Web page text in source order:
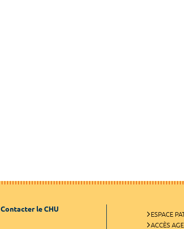
Contacter le CHU
ESPACE
ACCÈS